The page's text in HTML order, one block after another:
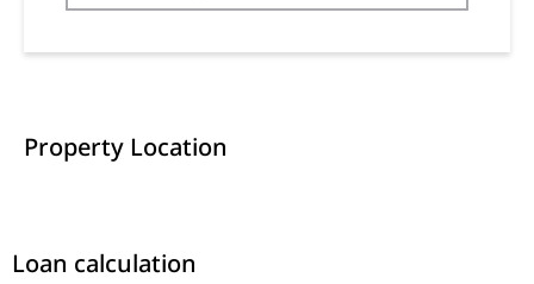
Property Location
Loan calculation